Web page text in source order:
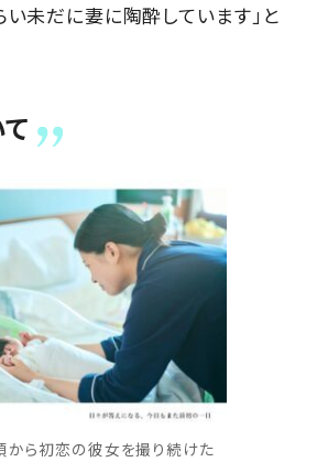
い未だに妻に陶酔しています」と
から初恋の彼女を撮り続けた